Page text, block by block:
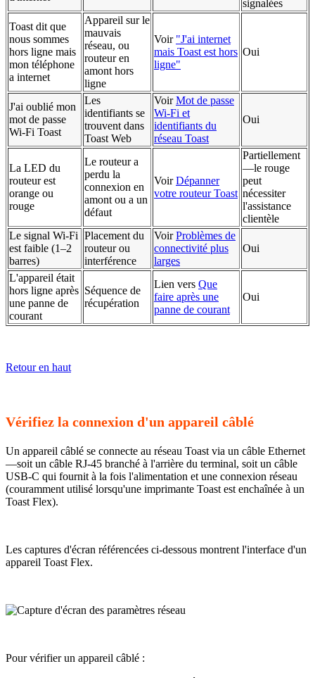
signalées
Toast dit que
nous sommes
hors ligne mais
mon téléphone
a internet
Appareil sur le
mauvais
réseau, ou
routeur en
amont hors
ligne
Voir "J'ai internet
mais Toast est hors
ligne"
Oui
J'ai oublié mon
mot de passe
Wi-Fi Toast
Les
identifiants se
trouvent dans
Toast Web
VoirMot de passe
Wi-Fi et
identifiants du
réseau Toast
Oui
La LED du
routeur est
orange ou
rouge
Le routeur a
perdu la
connexion en
amont ou a un
défaut
VoirDépanner
votre routeur Toast
Partiellement
—le rouge
peut
nécessiter
l'assistance
clientèle
Le signal Wi-Fi
est faible (1–2
barres)
Placement du
routeur ou
interférence
VoirProblèmes de
connectivité plus
larges
Oui
L'appareil était
hors ligne après
une panne de
courant
Séquence de
récupération
Lien vers Que
faire après une
panne de courant
Oui
Retour en haut
Vérifiez la connexion d'un appareil câblé
Un appareil câblé se connecte au réseau Toast via un câble Ethernet
—soit un câble RJ-45 branché à l'arrière du terminal, soit un câble
USB-C qui fournit à la fois l'alimentation et une connexion réseau
(couramment utilisé lorsqu'une imprimante Toast est enchaînée à un
Toast Flex).
Les captures d'écran référencées ci-dessous montrent l'interface d'un
appareil Toast Flex.
Pour vérifier un appareil câblé :